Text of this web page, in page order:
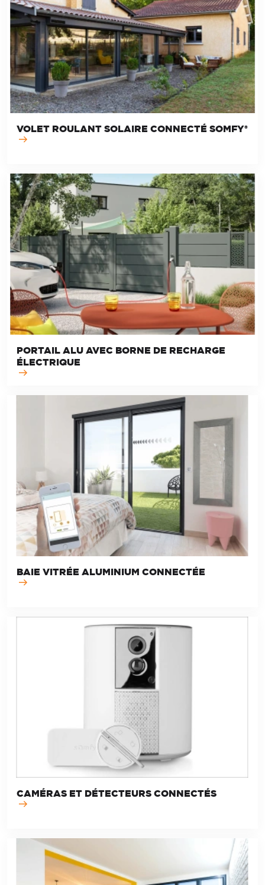
VOLET ROULANT SOLAIRE CONNECTÉ SOMFY®
PORTAIL ALU AVEC BORNE DE RECHARGE
ÉLECTRIQUE
BAIE VITRÉE ALUMINIUM CONNECTÉE
CAMÉRAS ET DÉTECTEURS CONNECTÉS